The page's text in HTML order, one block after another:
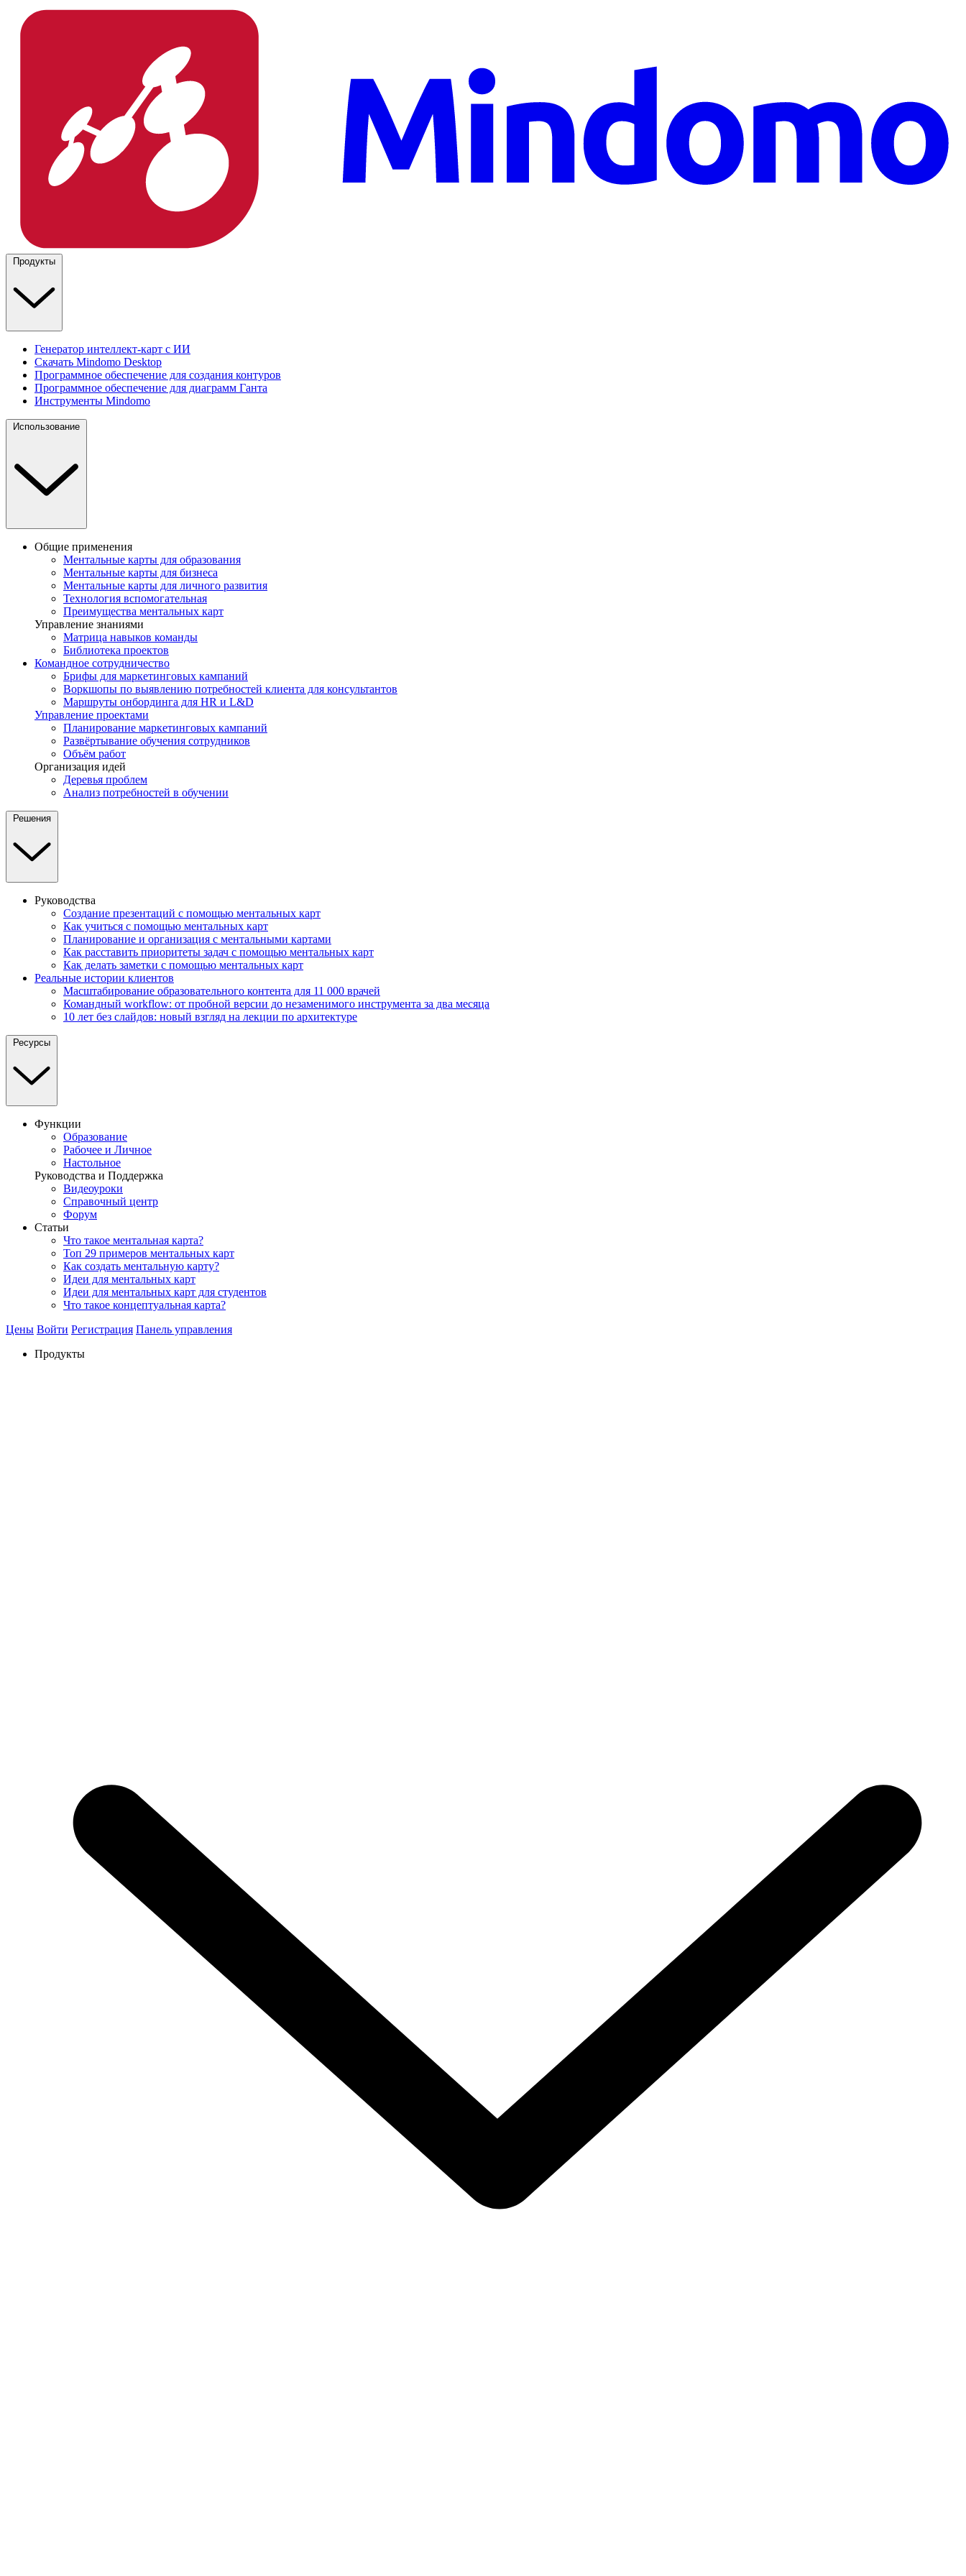
Продукты
Генератор интеллект-карт с ИИ
Скачать Mindomo Desktop
Программное обеспечение для создания контуров
Программное обеспечение для диаграмм Ганта
Инструменты Mindomo
Использование
Общие применения
Ментальные карты для образования
Ментальные карты для бизнеса
Ментальные карты для личного развития
Технология вспомогательная
Преимущества ментальных карт
Управление знаниями
Матрица навыков команды
Библиотека проектов
Командное сотрудничество
Брифы для маркетинговых кампаний
Воркшопы по выявлению потребностей клиента для консультантов
Маршруты онбординга для HR и L&D
Управление проектами
Планирование маркетинговых кампаний
Развёртывание обучения сотрудников
Объём работ
Организация идей
Деревья проблем
Анализ потребностей в обучении
Решения
Руководства
Создание презентаций с помощью ментальных карт
Как учиться с помощью ментальных карт
Планирование и организация с ментальными картами
Как расставить приоритеты задач с помощью ментальных карт
Как делать заметки с помощью ментальных карт
Реальные истории клиентов
Масштабирование образовательного контента для 11 000 врачей
Командный workflow: от пробной версии до незаменимого инструмента за два месяца
10 лет без слайдов: новый взгляд на лекции по архитектуре
Ресурсы
Функции
Образование
Рабочее и Личное
Настольное
Руководства и Поддержка
Видеоуроки
Справочный центр
Форум
Статьи
Что такое ментальная карта?
Топ 29 примеров ментальных карт
Как создать ментальную карту?
Идеи для ментальных карт
Идеи для ментальных карт для студентов
Что такое концептуальная карта?
Цены Войти Регистрация Панель управления
Продукты